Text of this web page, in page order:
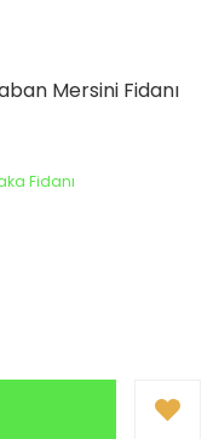
Mersini Fidanı
Fidanı